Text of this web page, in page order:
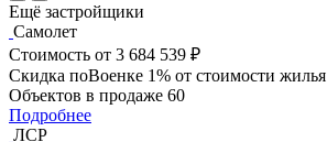
Ещё застройщики
Самолет
Стоимость от 3 684 539 ₽
Скидка поВоенке 1% от стоимости жилья
Объектов в продаже 60
Подробнее
ЛСР